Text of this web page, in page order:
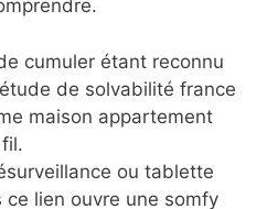
cumuler étant reconnu
de solvabilité france
maison appartement
ou tablette
ce lien ouvre une somfy